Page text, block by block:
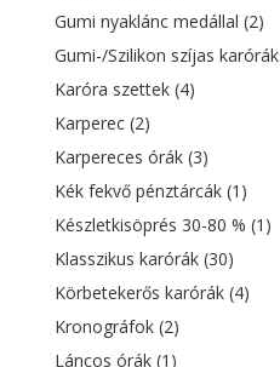
Gumi nyaklánc medállal (2)
Gumi-/Szilikon szíjas karórák
Karóra szettek (4)
Karperec (2)
Karpereces órák (3)
Kék fekvő pénztárcák (1)
Készletkisöprés 30-80 % (1)
Klasszikus karórák (30)
Körbetekerős karórák (4)
Kronográfok (2)
Láncos órák (1)